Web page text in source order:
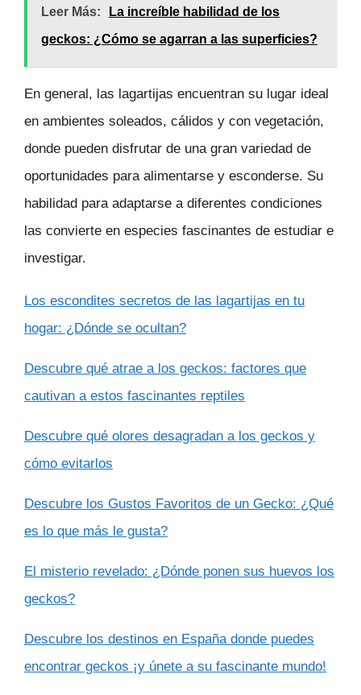
Leer Más:
La increíble habilidad de los
geckos: ¿Cómo se agarran a las superficies?
En general, las lagartijas encuentran su lugar ideal
en ambientes soleados, cálidos y con vegetación,
donde pueden disfrutar de una gran variedad de
oportunidades para alimentarse y esconderse. Su
habilidad para adaptarse a diferentes condiciones
las convierte en especies fascinantes de estudiar e
investigar.
Los escondites secretos de las lagartijas en tu
hogar: ¿Dónde se ocultan?
Descubre qué atrae a los geckos: factores que
cautivan a estos fascinantes reptiles
Descubre qué olores desagradan a los geckos y
cómo evitarlos
Descubre los Gustos Favoritos de un Gecko: ¿Qué
es lo que más le gusta?
El misterio revelado: ¿Dónde ponen sus huevos los
geckos?
Descubre los destinos en España donde puedes
encontrar geckos ¡y únete a su fascinante mundo!